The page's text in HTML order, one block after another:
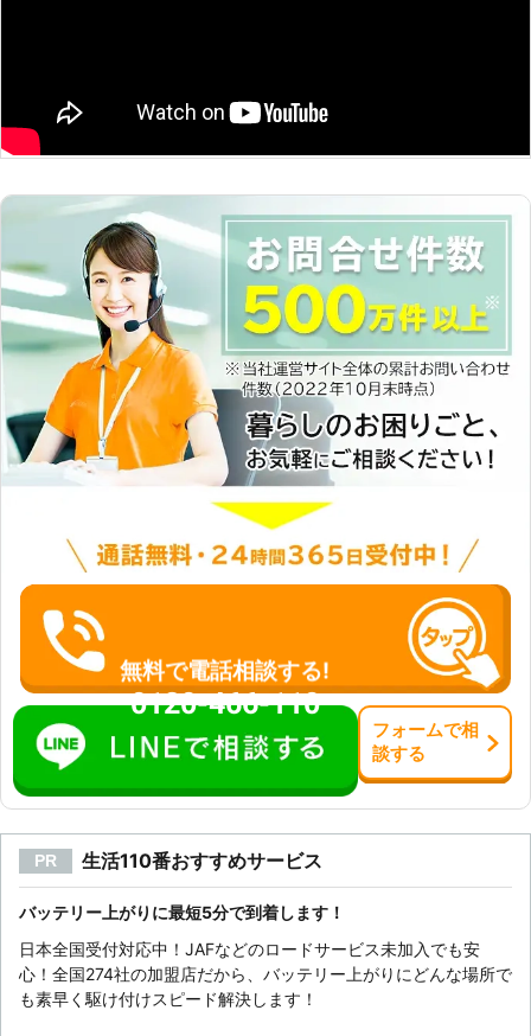
無料で電話相談する!
0120-466-110
フォームで相
談する
PR 生活110番おすすめサービス
バッテリー上がりに最短5分で到着します！
日本全国受付対応中！JAFなどのロードサービス未加入でも安
心！全国274社の加盟店だから、バッテリー上がりにどんな場所で
も素早く駆け付けスピード解決します！